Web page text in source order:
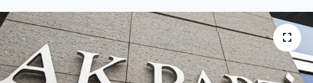
Yazı Dizisi
Haber Arşivi